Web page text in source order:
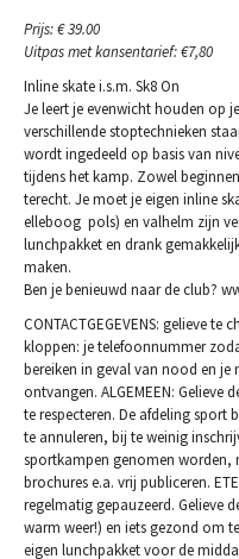
Prijs: € 39.00
Uitpas met kansentarief: €7,80
Inline skate i.s.m. Sk8 On
Je leert je evenwicht houden op
verschillende stoptechnieken
wordt ingedeeld op basis van
tijdens het kamp. Zowel
terecht. Je moet je eigen inline
elleboog  pols) en valhelm zijn
lunchpakket en drank
maken.
Ben je benieuwd naar de club?
CONTACTGEGEVENS: gelieve
kloppen: je telefoonnummer
bereiken in geval van nood en
ontvangen. ALGEMEEN: Gelieve
te respecteren. De afdeling
te annuleren, bij te weinig
sportkampen genomen worden,
brochures e.a. vrij publiceren.
regelmatig gepauzeerd. Gelieve
warm weer!) en iets gezond om
eigen lunchpakket voor de